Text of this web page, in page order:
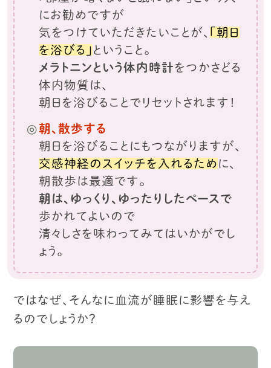
にお勧めですが
気をつけていただきたいことが、
「朝日
を浴びる」 ということ。
メラトニンという体内時計をつかさどる
体内物質は、
朝日を浴びることでリセットされます！
朝、散歩する
朝日を浴びることにもつながりますが、
交感神経のスイッチを入れるため に、
朝散歩は最適です。
朝は、ゆっくり、ゆったりしたペースで
歩かれてよいので
清々しさを味わってみてはいかがでし
ょう。
ではなぜ、そんなに血流が睡眠に影響を与え
るのでしょうか？